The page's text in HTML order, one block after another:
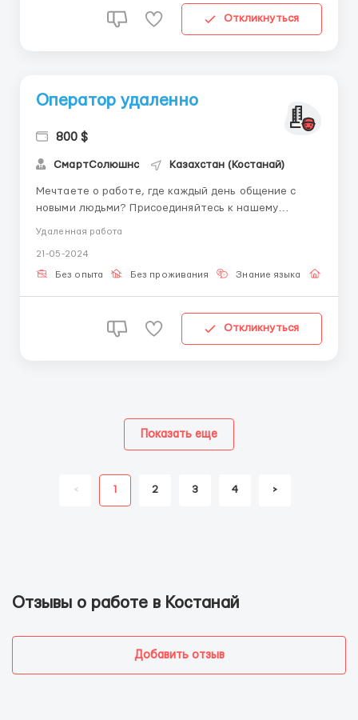
Откликнуться
Оператор удаленно
800 $
СмартСолюшнс Казахстан (Костанай)
Мечтаете о работе, где каждый день общение с
новыми людьми? Присоединяйтесь к нашему
агентству! 💞🗨️ ДЛЯ ПОЛУЧЕНИЯ ПОДРОБНОСТЕЙ
предлагаем: Основная задача: Ваша роль - быть
голосом нашего агентства, общаясь с клиентами
Удаленная работа
21-05-2024
Без опыта Без проживания Знание языка
Откликнуться
< 1 2 3 4 >
Показать еще
Отзывы о работе в Костанай
Добавить отзыв